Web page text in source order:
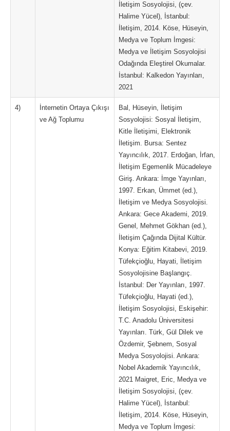
İletişim Sosyolojisi, (çev.
Halime Yücel), İstanbul:
İletişim, 2014. Köse, Hüseyin,
Medya ve Toplum İmgesi:
Medya ve İletişim Sosyolojisi
Odağında Eleştirel Okumalar.
İstanbul: Kalkedon Yayınları,
2021
4)
İnternetin Ortaya Çıkışı
ve Ağ Toplumu
Bal, Hüseyin, İletişim
Sosyolojisi: Sosyal İletişim,
Kitle İletişimi, Elektronik
İletişim. Bursa: Sentez
Yayıncılık, 2017. Erdoğan, İrfan,
İletişim Egemenlik Mücadeleye
Giriş. Ankara: İmge Yayınları,
1997. Erkan, Ümmet (ed.),
İletişim ve Medya Sosyolojisi.
Ankara: Gece Akademi, 2019.
Genel, Mehmet Gökhan (ed.),
İletişim Çağında Dijital Kültür.
Konya: Eğitim Kitabevi, 2019.
Tüfekçioğlu, Hayati, İletişim
Sosyolojisine Başlangıç.
İstanbul: Der Yayınları, 1997.
Tüfekçioğlu, Hayati (ed.),
İletişim Sosyolojisi, Eskişehir:
T.C. Anadolu Üniversitesi
Yayınları. Türk, Gül Dilek ve
Özdemir, Şebnem, Sosyal
Medya Sosyolojisi. Ankara:
Nobel Akademik Yayıncılık,
2021 Maigret, Eric, Medya ve
İletişim Sosyolojisi, (çev.
Halime Yücel), İstanbul:
İletişim, 2014. Köse, Hüseyin,
Medya ve Toplum İmgesi: